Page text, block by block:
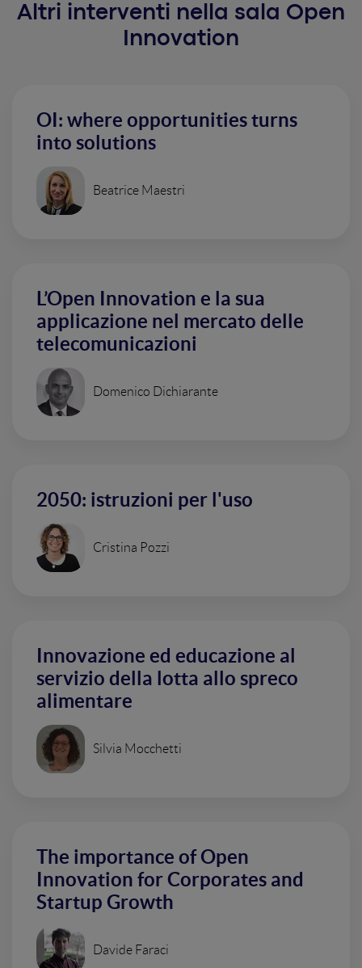
Altri interventi nella sala Open
Innovation
OI: where opportunities turns
into solutions
Beatrice Maestri
L’Open Innovation e la sua
applicazione nel mercato delle
telecomunicazioni
Domenico Dichiarante
2050: istruzioni per l'uso
Cristina Pozzi
Innovazione ed educazione al
servizio della lotta allo spreco
alimentare
Silvia Mocchetti
The importance of Open
Innovation for Corporates and
Startup Growth
Davide Faraci